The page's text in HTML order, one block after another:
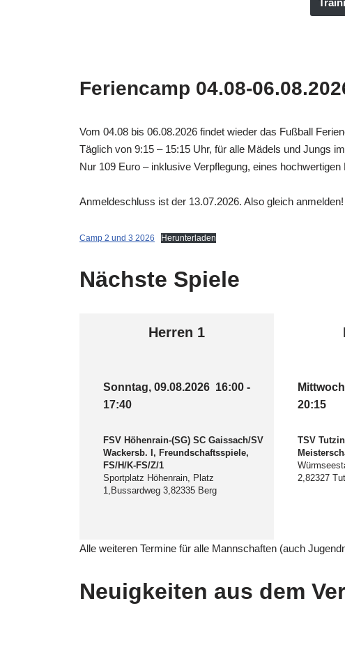
Feriencamp 04.08-
Vom 04.08 bis 06.08.2026 findet wieder das Fußball
Täglich von 9:15 – 15:15 Uhr, für alle Mädels und Jungs
Nur 109 Euro – inklusive Verpflegung, eines
Anmeldeschluss ist der 13.07.2026. Also gleich anmelden!
Camp 2 und 3 2026 Herunterladen
Nächste Spiele
Herren 1
Sonntag, 09.08.2026 16:00 -
17:40
FSV Höhenrain-(SG) SC Gaissach/SV
Wackersb. I, Freundschaftsspiele,
FS/H/K-FS/Z/1
Sportplatz Höhenrain, Platz
1,Bussardweg 3,82335 Berg
20:15
TSV
2,82327
Alle weiteren Termine für alle Mannschaften (auch
Neuigkeiten aus dem